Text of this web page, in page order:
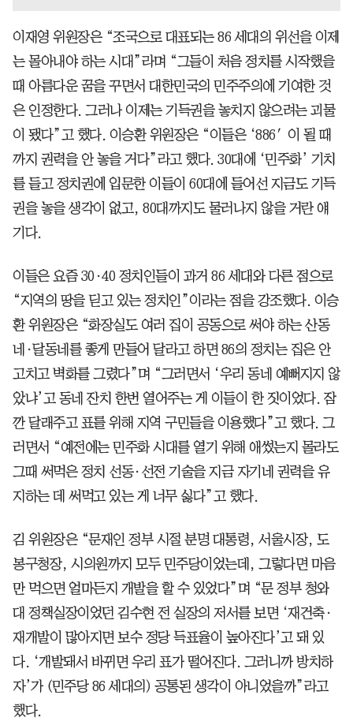
이재영 위원장은 “조국으로 대표되는 86 세대의 위선을 이제
는 몰아내야 하는 시대”라며 “그들이 처음 정치를 시작했을
때 아름다운 꿈을 꾸면서 대한민국의 민주주의에 기여한 것
은 인정한다. 그러나 이제는 기득권을 놓치지 않으려는 괴물
이 됐다”고 했다. 이승환 위원장은 “이들은 ‘886′이 될 때
까지 권력을 안 놓을 거다”라고 했다. 30대에 ‘민주화’ 기치
를 들고 정치권에 입문한 이들이 60대에 들어선 지금도 기득
권을 놓을 생각이 없고, 80대까지도 물러나지 않을 거란 얘
기다.
이들은 요즘 30·40 정치인들이 과거 86 세대와 다른 점으로
“지역의 땅을 딛고 있는 정치인”이라는 점을 강조했다. 이승
환 위원장은 “화장실도 여러 집이 공동으로 써야 하는 산동
네·달동네를 좋게 만들어 달라고 하면 86의 정치는 집은 안
고치고 벽화를 그렸다”며 “그러면서 ‘우리 동네 예뻐지지 않
았냐’고 동네 잔치 한번 열어주는 게 이들이 한 짓이었다. 잠
깐 달래주고 표를 위해 지역 구민들을 이용했다”고 했다. 그
러면서 “예전에는 민주화 시대를 열기 위해 애썼는지 몰라도
그때 써먹은 정치 선동·선전 기술을 지금 자기네 권력을 유
지하는 데 써먹고 있는 게 너무 싫다”고 했다.
김 위원장은 “문재인 정부 시절 분명 대통령, 서울시장, 도
봉구청장, 시의원까지 모두 민주당이었는데, 그렇다면 마음
만 먹으면 얼마든지 개발을 할 수 있었다”며 “문 정부 청와
대 정책실장이었던 김수현 전 실장의 저서를 보면 ‘재건축·
재개발이 많아지면 보수 정당 득표율이 높아진다’고 돼 있
다. ‘개발돼서 바뀌면 우리 표가 떨어진다. 그러니까 방치하
자’가 (민주당 86 세대의) 공통된 생각이 아니었을까”라고
했다.